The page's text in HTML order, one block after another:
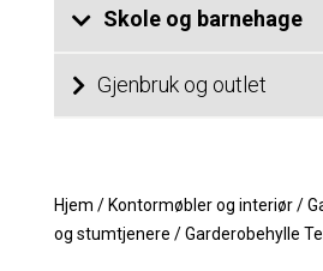
Skole og barnehage
Gjenbruk og outlet
Hjem / Kontormøbler og interiør /
og stumtjenere /Garderobehylle